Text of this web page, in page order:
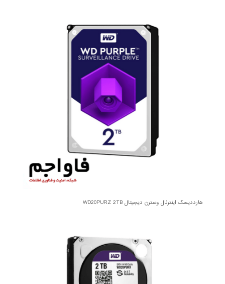
هارددیسک اینترنال وسترن دیجیتال WD20PURZ 2TB